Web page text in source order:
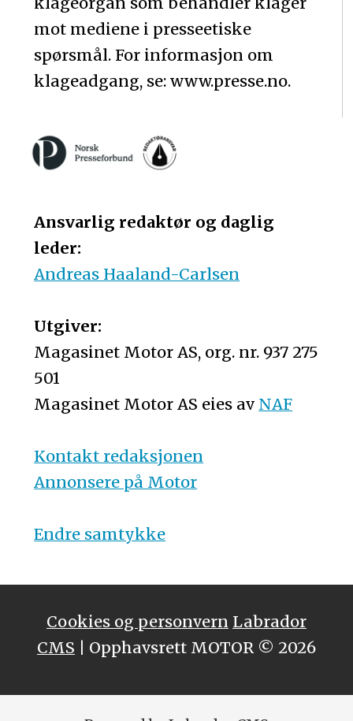
mot mediene i presseetiske
spørsmål. For informasjon om
klageadgang, se: www.presse.no.
Ansvarlig redaktør og daglig
leder:
Andreas Haaland-Carlsen
Utgiver:
Magasinet Motor AS, org. nr. 937 275
501
Magasinet Motor AS eies av NAF
Kontakt redaksjonen
Annonsere på Motor
Endre samtykke
Cookies og personvern Labrador
CMS | Opphavsrett MOTOR © 2026